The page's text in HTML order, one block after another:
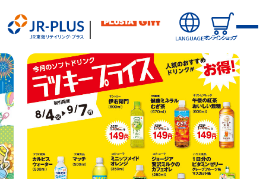
オンラインショップ
オンラインショップから探す